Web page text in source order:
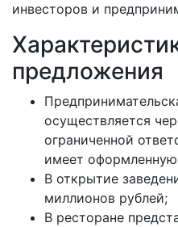
инвесторов и
предложения
осуществляется
ограниченной
имеет
В открытие
миллионов рублей;
В ресторане